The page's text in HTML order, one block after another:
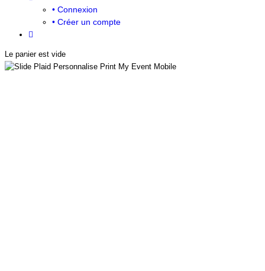
• Connexion
• Créer un compte
Le panier est vide